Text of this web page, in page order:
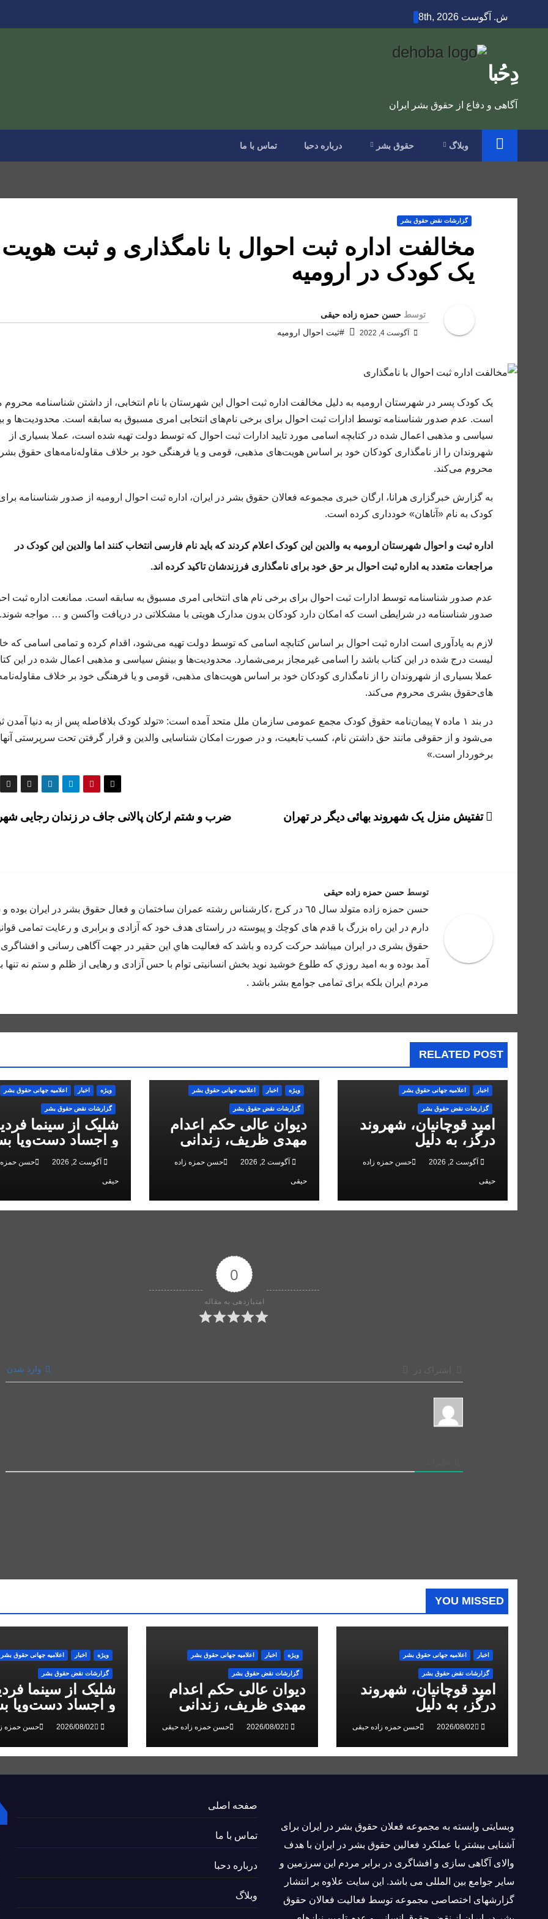
to
ش. آگوست 8th, 2026
دِحُبا
آگاهی و دفاع از حقوق بشر ایران
وبلاگ حقوق بشر درباره دحبا تماس با ما
گزارشات نقض حقوق بشر
مخالفت اداره ثبت احوال با نامگذاری و ثبت هویت
یک کودک در ارومیه
توسط حسن حمزه زاده حیقی
آگوست 4, 2022 #ثبت احوال ارومیه
یک کودک پسر در شهرستان ارومیه به دلیل مخالفت اداره ثبت احوال این شهرستان با نام انتخابی، از داشتن شناسنامه محروم
است. عدم صدور شناسنامه توسط ادارات ثبت احوال برای برخی نام‌های انتخابی امری مسبوق به سابقه است. محدودیت‌ها و
سیاسی و مذهبی اعمال شده در کتابچه اسامی مورد تایید ادارات ثبت احوال که توسط دولت تهیه شده است، عملا بسیاری از
شهروندان را از نامگذاری کودکان خود بر اساس هویت‌های مذهبی، قومی و یا فرهنگی خود بر خلاف مقاوله‌نامه‌های‌ حقوق
محروم می‌کند.
به گزارش خبرگزاری هرانا، ارگان خبری مجموعه فعالان حقوق بشر در ایران، اداره ثبت احوال ارومیه از صدور شناسنامه
کودک به نام «آتاهان» خودداری کرده است.
اداره ثبت و احوال شهرستان ارومیه به والدین این کودک اعلام کردند که باید نام فارسی انتخاب کنند اما والدین این کودک در
مراجعات متعدد به اداره ثبت احوال بر حق خود برای نامگذاری‌ فرزندشان تاکید کرده اند.
عدم صدور شناسنامه توسط ادارات ثبت احوال برای برخی نام های انتخابی امری مسبوق به سابقه است. ممانعت اداره ثبت
صدور شناسنامه در شرایطی است که امکان دارد کودکان بدون مدارک هویتی با مشکلاتی در دریافت واکسن و … مواجه شوند.
لازم به یادآوری است اداره ثبت احوال بر اساس کتابچه اسامی که توسط دولت تهیه می‌شود، اقدام کرده و تمامی اسامی که
لیست درج شده در این کتاب باشد را اسامی غیرمجاز برمی‌شمارد. محدودیت‌ها و بینش سیاسی و مذهبی اعمال شده در این
عملا بسیاری از شهروندان را از نامگذاری کودکان خود بر اساس هویت‌های مذهبی، قومی و یا فرهنگی خود بر خلاف
های‌حقوق بشری محروم می‌کند.
در بند ۱ ماده ۷ پیمان‌نامه حقوق کودک مجمع عمومی سازمان ملل متحد آمده است: «تولد کودک بلافاصله پس از به دنیا آمدن
می‌شود و از حقوقی مانند حق داشتن نام، کسب تابعیت، و در صورت امکان شناسایی والدین و قرار گرفتن تحت سرپرستی آنها
برخوردار است.»
راهبری
ضرب و شتم ارکان پالانی جاف در زندان رجایی تفتیش منزل یک شهروند بهائی دیگر در تهران
توسط حسن حمزه زاده حیقی
حسن حمزه زاده متولد سال ٦٥ در كرج ،كارشناس رشته عمران ساختمان و فعال حقوق بشر در ايران
دارم در اين راه بزرگ با قدم هاى كوچك و پيوسته در راستاى هدف خود كه آزادى و برابرى و رعايت تمامى
حقوق بشرى در ايران ميباشد حركت كرده و باشد كه فعاليت هاي اين حقير در جهت آگاهى رسانى و افشاگرى
آمد بوده و به اميد روزي كه طلوع خوشيد نويد بخش انسانيتى توام با حس آزادى و رهايى از ظلم و ستم نه تنها
مردم ايران بلكه براى تمامى جوامع بشر باشد .
RELATED POST
اخبار اعلاميه جهانی حقوق بشر
گزارشات نقض حقوق بشر
امید قوچانیان، شهروند
درگز، به دلیل
«مخالفت» با حکومت به
۵ سال زندان محکوم
شد
آگوست 2, 2026 حسن حمزه زاده
حیقی
ویژه اخبار اعلاميه جهانی حقوق بشر
گزارشات نقض حقوق بشر
دیوان عالی حکم اعدام
مهدی ظریف، زندانی
انقلاب ملی، را تایید کرد
آگوست 2, 2026 حسن حمزه زاده
حیقی
ویژه اخبار اعلاميه جهانی حقوق بشر
گزارشات نقض حقوق بشر
شلیک از سینما
و اجساد دست‌وپا
سرکوب انقلاب ملی
البرزآگوست 2, 2026 حسن حمزه
حیقی
0
امتیازدهی به مقاله
وارد شدن
YOU MISSED
اخبار اعلاميه جهانی حقوق بشر
گزارشات نقض حقوق بشر
امید قوچانیان، شهروند
درگز، به دلیل
«مخالفت» با حکومت به
۵ سال زندان محکوم
شد
حسن حمزه زاده حیقی
ویژه اخبار اعلاميه جهانی حقوق بشر
گزارشات نقض حقوق بشر
دیوان عالی حکم اعدام
مهدی ظریف، زندانی
انقلاب ملی، را تایید کرد
حسن حمزه زاده حیقی
ویژه اخبار اعلاميه جهانی حقوق بشر
گزارشات نقض حقوق بشر
شلیک از سینما
و اجساد دست‌وپا
سرکوب انقلاب
البرز
حسن حمزه
وبسايتى وابسته به مجموعه فعلان حقوق بشر در ایران برای
آشنایی بيشتر با عملکرد فعالین حقوق بشر در ایران با هدف
والاى آگاهى سازی و افشاگرى در برابر مردم این سرزمین و
ساير جوامع بین المللى می باشد. این سایت علاوه بر انتشار
گزارشهای اختصاصی مجموعه توسط فعاليت فعالان حقوق
صفحه اصلی
تماس با ما
درباره دحبا
وبلاگ